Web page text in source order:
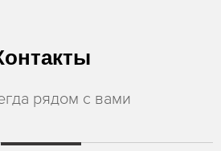
рядом с вами